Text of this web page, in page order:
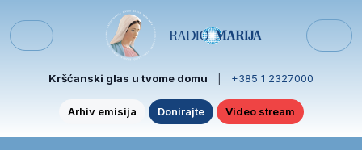
Menu
Kršćanski glas u tvome domu +385 1 2327000
Arhiv emisija Donirajte Video stream